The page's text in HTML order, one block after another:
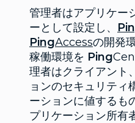
管理者はアプリケー
ーとして設定し、
PingAccessの開発
稼働環境を Ping
理者はクライアント
ョンのセキュリティ
ーションに値するも
プリケーション所有